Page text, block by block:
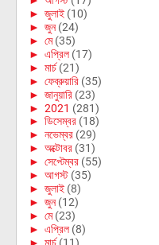
► জুলাই (10)
► জুন (24)
► মে (35)
► এপ্রিল (17)
► মার্চ (21)
► ফেব্রুয়ারি (35)
► জানুয়ারি (23)
► 2021 (281)
► ডিসেম্বর (18)
► নভেম্বর (29)
► অক্টোবর (31)
► সেপ্টেম্বর (55)
► আগস্ট (35)
► জুলাই (8)
► জুন (12)
► মে (23)
► এপ্রিল (8)
► মার্চ (11)